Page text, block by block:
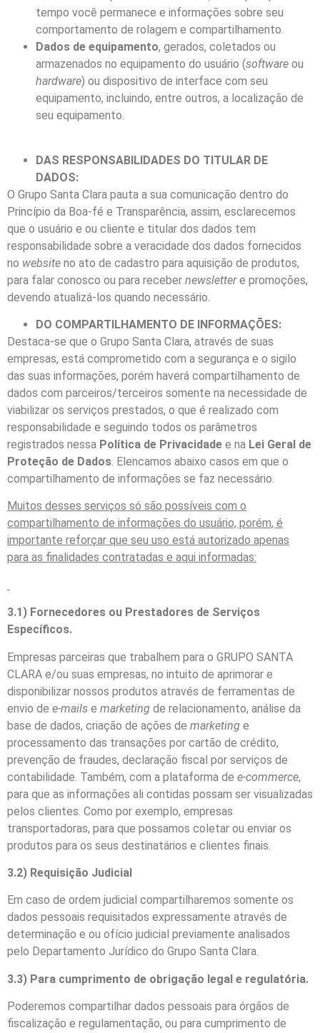
tempo você permanece e informações sobre seu
comportamento de rolagem e compartilhamento.
Dados de equipamento, gerados, coletados ou
armazenados no equipamento do usuário (software ou
hardware) ou dispositivo de interface com seu
equipamento, incluindo, entre outros, a localização de
seu equipamento.
DAS RESPONSABILIDADES DO TITULAR DE
DADOS:
O Grupo Santa Clara pauta a sua comunicação dentro do
Princípio da Boa-fé e Transparência, assim, esclarecemos
que o usuário e ou cliente e titular dos dados tem
responsabilidade sobre a veracidade dos dados fornecidos
no website no ato de cadastro para aquisição de produtos,
para falar conosco ou para receber newslettere promoções,
devendo atualizá-los quando necessário.
DO COMPARTILHAMENTO DE INFORMAÇÕES:
Destaca-se que o Grupo Santa Clara, através de suas
empresas, está comprometido com a segurança e o sigilo
das suas informações, porém haverá compartilhamento de
dados com parceiros/terceiros somente na necessidade de
viabilizar os serviços prestados, o que é realizado com
responsabilidade e seguindo todos os parâmetros
registrados nessa Política de Privacidade e na Lei Geral de
Proteção de Dados. Elencamos abaixo casos em que o
compartilhamento de informações se faz necessário.
Muitos desses serviços só são possíveis com o
compartilhamento de informações do usuário, porém, é
importante reforçar que seu uso está autorizado apenas
para as finalidades contratadas e aqui informadas:
3.1) Fornecedores ou Prestadores de Serviços
Específicos.
Empresas parceiras que trabalhem para o GRUPO SANTA
CLARA e/ou suas empresas, no intuito de aprimorar e
disponibilizar nossos produtos através de ferramentas de
envio de e-mails e marketing de relacionamento, análise da
base de dados, criação de ações de marketing e
processamento das transações por cartão de crédito,
prevenção de fraudes, declaração fiscal por serviços de
contabilidade. Também, com a plataforma de e-commerce,
para que as informações ali contidas possam ser visualizadas
pelos clientes. Como por exemplo, empresas
transportadoras, para que possamos coletar ou enviar os
produtos para os seus destinatários e clientes finais.
3.2) Requisição Judicial
Em caso de ordem judicial compartilharemos somente os
dados pessoais requisitados expressamente através de
determinação e ou ofício judicial previamente analisados
pelo Departamento Jurídico do Grupo Santa Clara.
3.3) Para cumprimento de obrigação legal e regulatória.
Poderemos compartilhar dados pessoais para órgãos de
fiscalização e regulamentação, ou para cumprimento de